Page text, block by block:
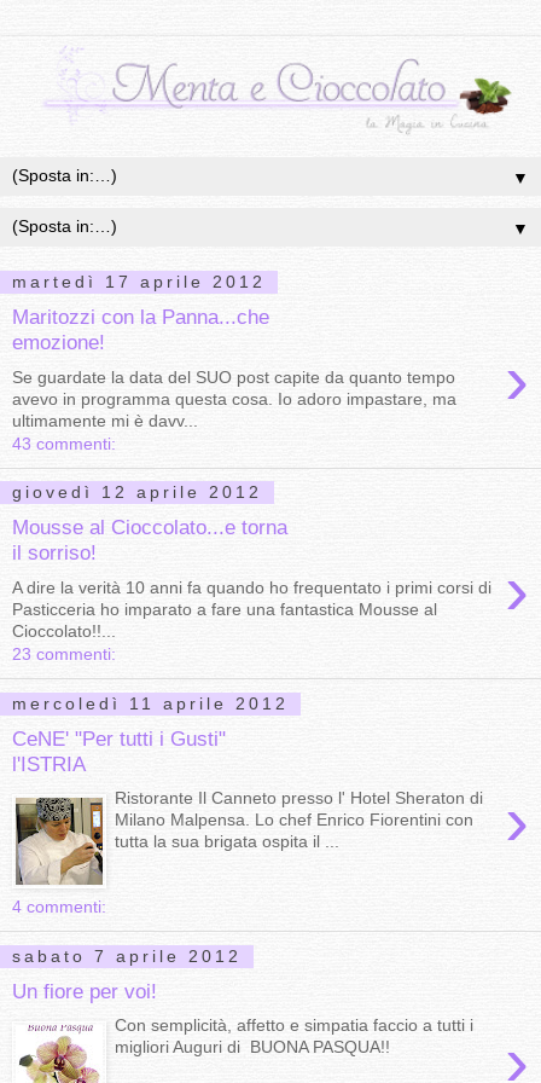
▼
▼
martedì 17 aprile 2012
Maritozzi con la Panna...che
emozione!
›
Se guardate la data del SUO post capite da quanto tempo
avevo in programma questa cosa. Io adoro impastare, ma
ultimamente mi è davv...
43 commenti:
giovedì 12 aprile 2012
Mousse al Cioccolato...e torna
il sorriso!
›
A dire la verità 10 anni fa quando ho frequentato i primi corsi di
Pasticceria ho imparato a fare una fantastica Mousse al
Cioccolato!!...
23 commenti:
mercoledì 11 aprile 2012
CeNE' "Per tutti i Gusti"
l'ISTRIA
›
Ristorante Il Canneto presso l' Hotel Sheraton di
Milano Malpensa. Lo chef Enrico Fiorentini con
tutta la sua brigata ospita il ...
4 commenti:
sabato 7 aprile 2012
Un fiore per voi!
›
Con semplicità, affetto e simpatia faccio a tutti i
migliori Auguri di BUONA PASQUA!!